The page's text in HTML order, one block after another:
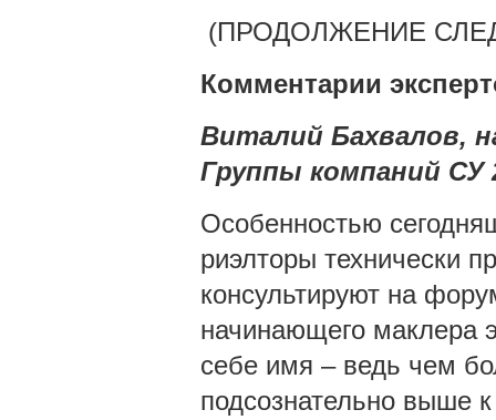
(ПРОДОЛЖЕНИЕ
Комментарии
Виталий Бахвалов,
Группы компаний СУ
Особенностью
риэлторы технически
консультируют на
начинающего маклера
себе имя – ведь чем
подсознательно выше